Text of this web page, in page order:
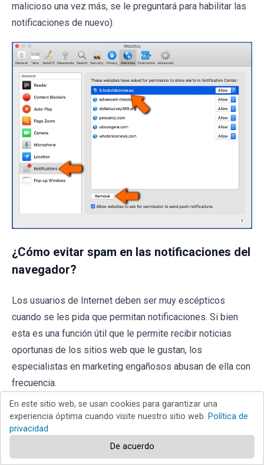
malicioso una vez más, se le preguntará para habilitar las
notificaciones de nuevo).
¿Cómo evitar spam en las notificaciones del
navegador?
Los usuarios de Internet deben ser muy escépticos
cuando se les pida que permitan notificaciones. Si bien
esta es una función útil que le permite recibir noticias
oportunas de los sitios web que le gustan, los
especialistas en marketing engañosos abusan de ella con
frecuencia.
Solo permita notificaciones de sitios web en los que
confía plenamente. Para mayor seguridad, use una
aplicación anti-malware con un monitor de navegación
web en tiempo real para bloquear sitios web
En este sitio web, se usan cookies para garantizar una
experiencia óptima cuando visite nuestro sitio web. Política de
privacidad
De acuerdo